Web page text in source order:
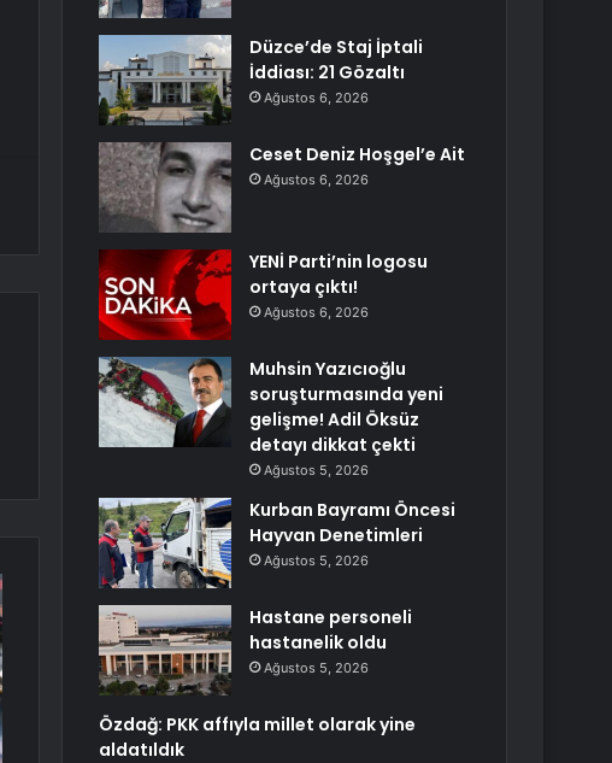
Düzce’de Staj İptali
İddiası: 21 Gözaltı
Ağustos 6, 2026
Ceset Deniz Hoşgel’e Ait
Ağustos 6, 2026
YENİ Parti’nin logosu
ortaya çıktı!
Ağustos 6, 2026
Muhsin Yazıcıoğlu
soruşturmasında yeni
gelişme! Adil Öksüz
detayı dikkat çekti
Ağustos 5, 2026
Kurban Bayramı Öncesi
Hayvan Denetimleri
Ağustos 5, 2026
Hastane personeli
hastanelik oldu
Ağustos 5, 2026
Özdağ: PKK affıyla millet olarak yine
aldatıldık